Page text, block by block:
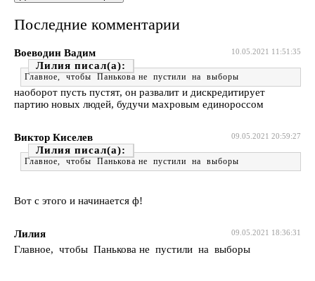
Последние комментарии
10.05.2021 11:51:35
Воеводин Вадим
Лилия
Главное, чтобы Панькова не пустили на выборы
наоборот пусть пустят, он развалит и дискредитирует
партию новых людей, будучи махровым единороссом
09.05.2021 20:59:27
Виктор Киселев
Лилия
Главное, чтобы Панькова не пустили на выборы
Вот с этого и начинается ф!
09.05.2021 18:36:31
Лилия
Главное, чтобы Панькова не пустили на выборы